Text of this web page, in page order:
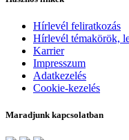
Hírlevél feliratkozás
Hírlevél témakörök,
Karrier
Impresszum
Adatkezelés
Cookie-kezelés
Maradjunk kapcsolatban